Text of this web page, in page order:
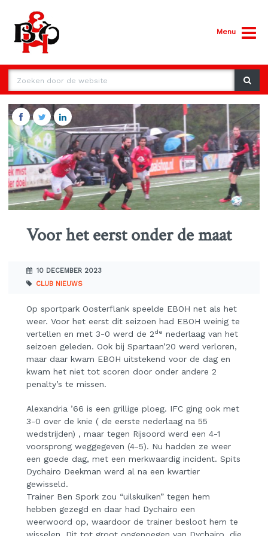
Menu
Voor het eerst onder de maat
10 DECEMBER 2023
CLUB NIEUWS
Op sportpark Oosterflank speelde EBOH net als het
weer. Voor het eerst dit seizoen had EBOH weinig te
vertellen en met 3-0 werd de 2de nederlaag van het
seizoen geleden. Ook bij Spartaan’20 werd verloren,
maar daar kwam EBOH uitstekend voor de dag en
kwam het niet tot scoren door onder andere 2
penalty’s te missen.
Alexandria ’66 is een grillige ploeg. IFC ging ook met
3-0 over de knie ( de eerste nederlaag na 55
wedstrijden) , maar tegen Rijsoord werd een 4-1
voorsprong weggegeven (4-5). Nu hadden ze weer
een goede dag, met een merkwaardig incident. Spits
Dychairo Deekman werd al na een kwartier
gewisseld.
Trainer Ben Spork zou “uilskuiken” tegen hem
hebben gezegd en daar had Dychairo een
weerwoord op, waardoor de trainer besloot hem te